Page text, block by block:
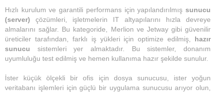
Hızlı kurulum ve garantili performans için yapılandırılmış sunucu
(server) çözümleri, işletmelerin IT altyapılarını hızla devreye
almalarını sağlar. Bu kategoride, Merlion ve Jetway gibi güvenilir
üreticiler tarafından, farklı iş yükleri için optimize edilmiş, hazır
sunucu sistemleri yer almaktadır. Bu sistemler, donanım
uyumluluğu test edilmiş ve hemen kullanıma hazır şekilde sunulur.
İster küçük ölçekli bir ofis için dosya sunucusu, ister yoğun
veritabanı işlemleri için güçlü bir uygulama sunucusu arıyor olun,